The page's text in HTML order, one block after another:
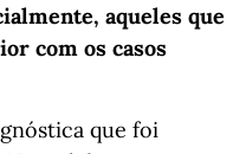
aqueles que
com os casos
que foi